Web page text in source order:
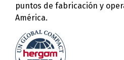
puntos de fabricación y
América.